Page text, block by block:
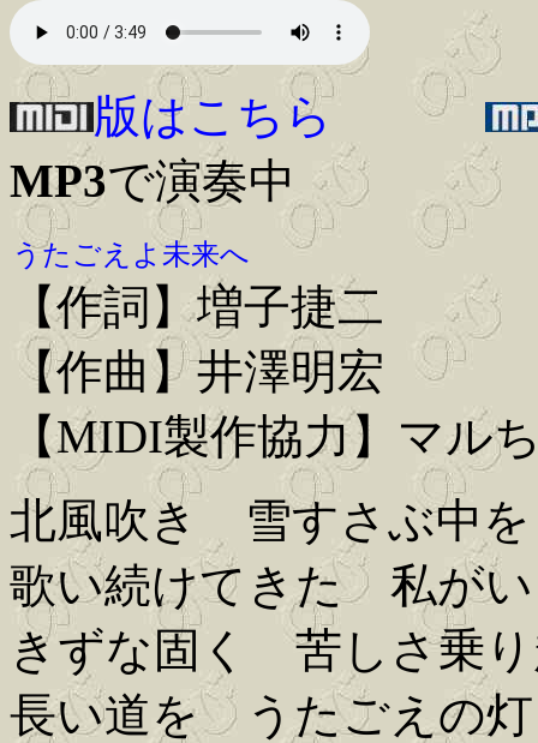
版はこちら
MP3で演奏中
うたごえよ未来へ
【作詞】増子捷二
【作曲】井澤明宏
【MIDI製作協力】マル
北風吹き 雪すさぶ中を
歌い続けてきた 私が
きずな固く 苦しさ乗
長い道を うたごえの